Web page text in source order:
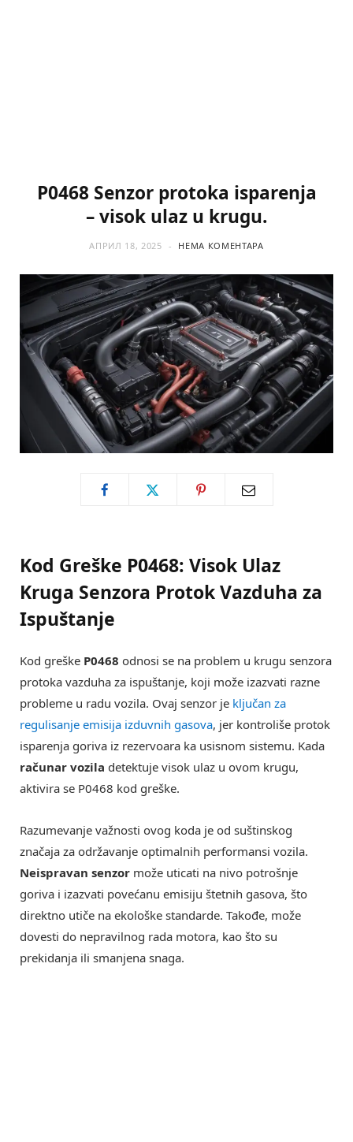
P0468 Senzor protoka isparenja
– visok ulaz u krugu.
АПРИЛ 18, 2025 НЕМА КОМЕНТАРА
Kod Greške P0468: Visok Ulaz
Kruga Senzora Protok Vazduha za
Ispuštanje
Kod greške P0468 odnosi se na problem u krugu senzora
protoka vazduha za ispuštanje, koji može izazvati razne
probleme u radu vozila. Ovaj senzor je ključan za
regulisanje emisija izduvnih gasova, jer kontroliše protok
isparenja goriva iz rezervoara ka usisnom sistemu. Kada
računar vozila detektuje visok ulaz u ovom krugu,
aktivira se P0468 kod greške.
Razumevanje važnosti ovog koda je od suštinskog
značaja za održavanje optimalnih performansi vozila.
Neispravan senzor može uticati na nivo potrošnje
goriva i izazvati povećanu emisiju štetnih gasova, što
direktno utiče na ekološke standarde. Takođe, može
dovesti do nepravilnog rada motora, kao što su
prekidanja ili smanjena snaga.